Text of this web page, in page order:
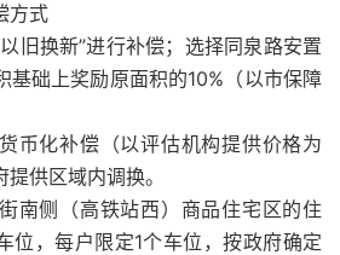
方式
旧换新”进行补偿；选择同泉路安置
基础上奖励原面积的10%（以市保障
币化补偿（以评估机构提供价格为
供区域内调换。
南侧（高铁站西）商品住宅区的住
位，每户限定1个车位，按政府确定